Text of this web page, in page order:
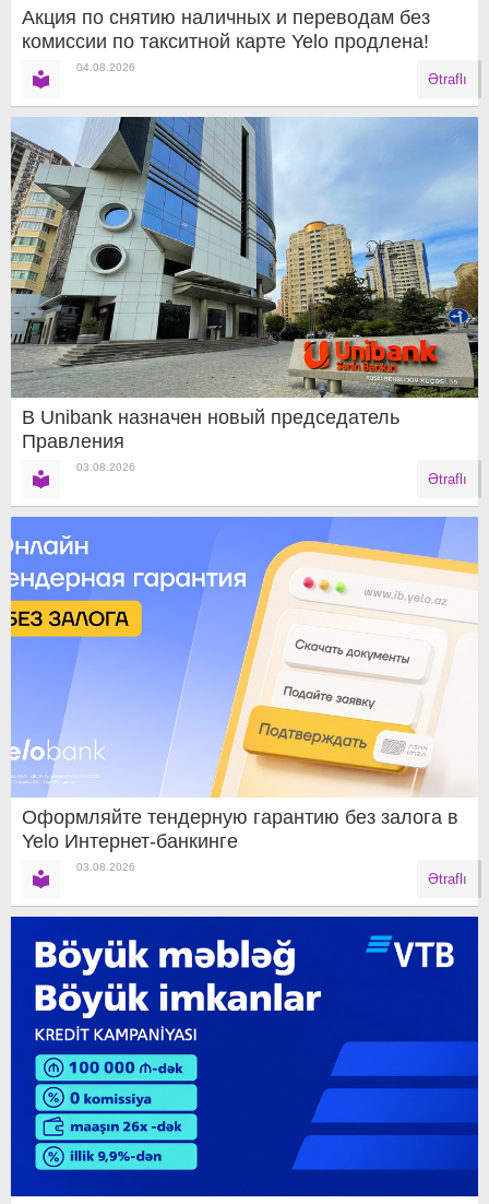
Акция по снятию наличных и переводам без
комиссии по такситной карте Yelo продлена!
04.08.2026
Ətraflı
В Unibank назначен новый председатель
Правления
03.08.2026
Ətraflı
Оформляйте тендерную гарантию без залога в
Yelo Интернет-банкинге
03.08.2026
Ətraflı